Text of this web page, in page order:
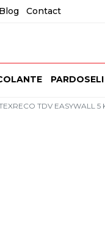
Blog Contact
PARDOSELI
TDV